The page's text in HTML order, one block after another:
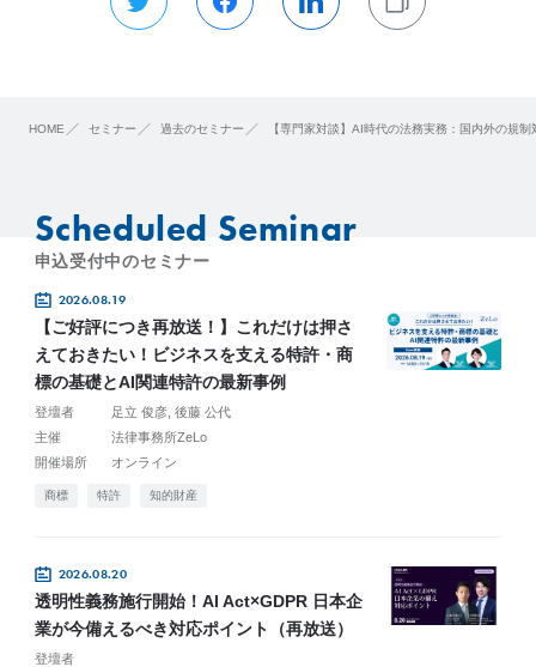
HOME セミナー 過去のセミナー 【専門家対談】AI時代の法務実務：国内外の規
Scheduled Seminar
申込受付中のセミナー
2026.08.19
【ご好評につき再放送！】これだけは押さ
えておきたい！ビジネスを支える特許・商
標の基礎とAI関連特許の最新事例
登壇者 足立 俊彦 後藤 公代
主催
法律事務所ZeLo
開催場所
オンライン
商標 特許 知的財産
2026.08.20
透明性義務施行開始！AI Act×GDPR 日本企
業が今備えるべき対応ポイント（再放送）
登壇者